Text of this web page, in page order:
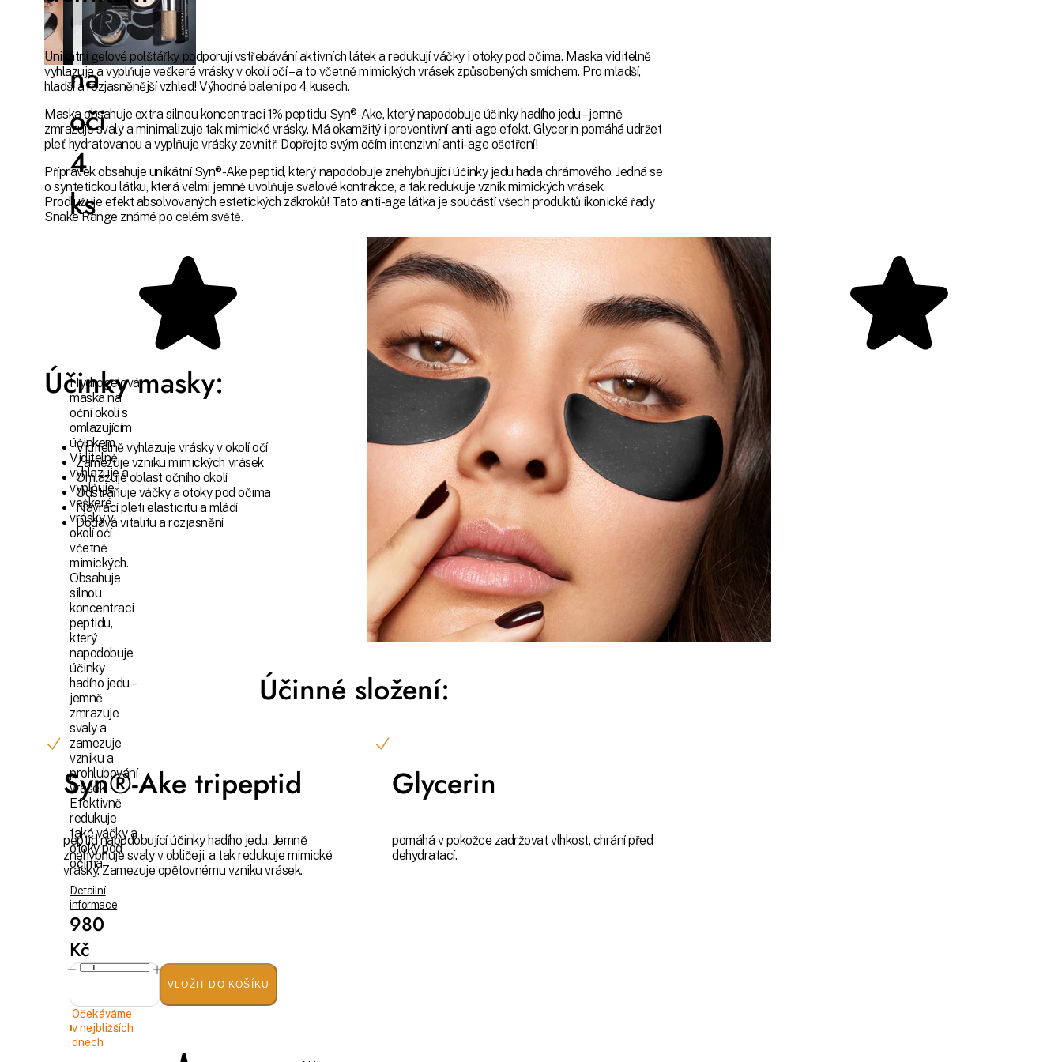
maska
na
oči
4
ks
Hydrogelová
maska na
oční okolí s
omlazujícím
účinkem.
Viditelně
vyhlazuje a
vyplňuje
veškeré
vrásky v
okolí očí
včetně
mimických.
Obsahuje
silnou
koncentraci
peptidu,
který
napodobuje
účinky
hadího jedu –
jemně
zmrazuje
svaly a
zamezuje
vzniku a
prohlubování
vrásek.
Efektivně
redukuje
také váčky a
otoky pod
očima.
Detailní
informace
980
Kč
VLOŽIT DO KOŠÍKU
Očekáváme
v nejbližších
dnech
Unikátní gelové polštářky podporují vstřebávání aktivních látek a redukují váčky i otoky pod očima. Maska viditelně
vyhlazuje a vyplňuje veškeré vrásky v okolí očí – a to včetně mimických vrásek způsobených smíchem. Pro mladší,
hladší a rozjasněnější vzhled! Výhodné balení po 4 kusech.
Maska obsahuje extra silnou koncentraci 1% peptidu Syn®-Ake, který napodobuje účinky hadího jedu – jemně
zmrazuje svaly a minimalizuje tak mimické vrásky. Má okamžitý i preventivní anti-age efekt. Glycerin pomáhá udržet
pleť hydratovanou a vyplňuje vrásky zevnitř. Dopřejte svým očím intenzivní anti-age ošetření!
Přípravek obsahuje unikátní Syn®-Ake peptid, který napodobuje znehybňující účinky jedu hada chrámového. Jedná se
o syntetickou látku, která velmi jemně uvolňuje svalové kontrakce, a tak redukuje vznik mimických vrásek.
Prodlužuje efekt absolvovaných estetických zákroků! Tato anti-age látka je součástí všech produktů ikonické řady
Snake Range známé po celém světě.
Účinky masky:
Viditelně vyhlazuje vrásky v okolí očí
Zamezuje vzniku mimických vrásek
Omlazuje oblast očního okolí
Odstraňuje váčky a otoky pod očima
Navrací pleti elasticitu a mládí
Dodává vitalitu a rozjasnění
Účinné složení:
Syn®-Ake tripeptid
peptid napodobující účinky hadího jedu. Jemně
znehybňuje svaly v obličeji, a tak redukuje mimické
vrásky. Zamezuje opětovnému vzniku vrásek.
Glycerin
pomáhá v pokožce zadržovat vlhkost, chrání před
dehydratací.